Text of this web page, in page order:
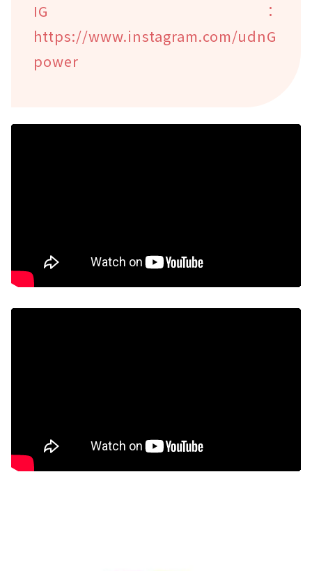
IG：
https://www.instagram.com/udnG
power